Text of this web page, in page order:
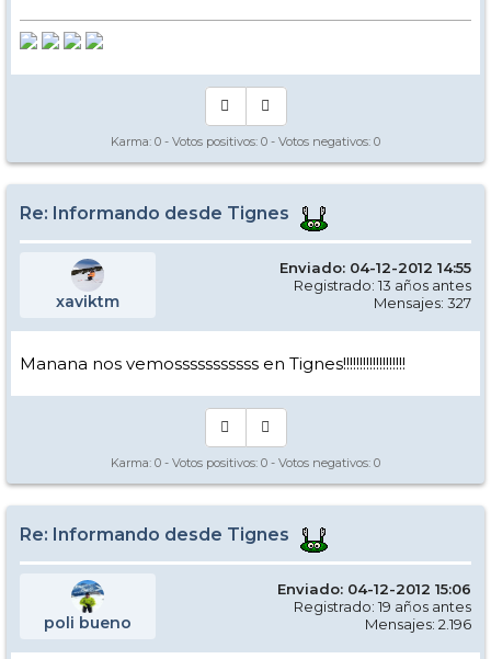
Karma: 0 - Votos positivos: 0 - Votos negativos: 0
Re: Informando desde Tignes
xaviktm
Enviado: 04-12-2012 14:55
Registrado: 13 años antes
Mensajes: 327
Manana nos vemosssssssssss en Tignes!!!!!!!!!!!!!!!!!!!
Karma: 0 - Votos positivos: 0 - Votos negativos: 0
Re: Informando desde Tignes
poli bueno
Enviado: 04-12-2012 15:06
Registrado: 19 años antes
Mensajes: 2.196